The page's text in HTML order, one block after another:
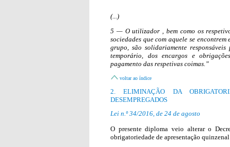
(...)
5 — O utilizador , bem como os
sociedades que com aquele se
grupo, são solidariamente
temporário, dos encargos e
pagamento das respetivas coimas.”
voltar ao índice
2. ELIMINAÇÃO DA
DESEMPREGADOS
Lei n.º 34/2016, de 24 de agosto
O presente diploma veio alterar o
obrigatoriedade de apresentação